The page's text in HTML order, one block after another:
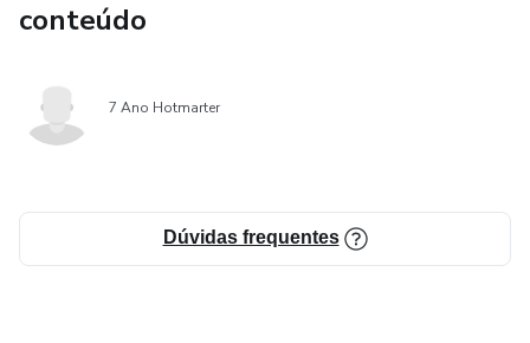
conteúdo
7 Ano Hotmarter
Dúvidas frequentes